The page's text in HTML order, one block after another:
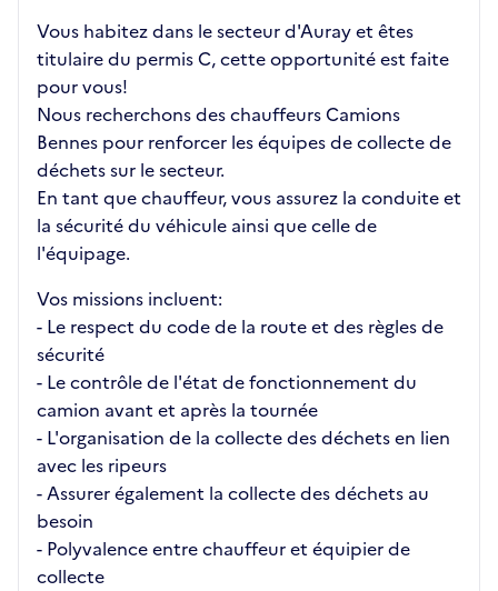
Vous habitez dans le secteur d'Auray et êtes
titulaire du permis C, cette opportunité est faite
pour vous!
Nous recherchons des chauffeurs Camions
Bennes pour renforcer les équipes de collecte de
déchets sur le secteur.
En tant que chauffeur, vous assurez la conduite et
la sécurité du véhicule ainsi que celle de
l'équipage.
Vos missions incluent:
- Le respect du code de la route et des règles de
sécurité
- Le contrôle de l'état de fonctionnement du
camion avant et après la tournée
- L'organisation de la collecte des déchets en lien
avec les ripeurs
- Assurer également la collecte des déchets au
besoin
- Polyvalence entre chauffeur et équipier de
collecte